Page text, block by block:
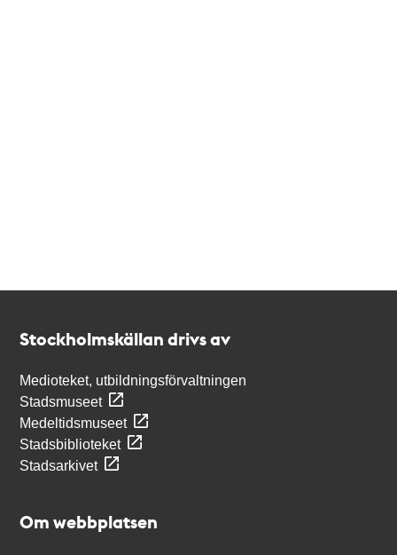
Stockholmskällan drivs av
Medioteket, utbildningsförvaltningen
Stadsmuseet
Medeltidsmuseet
Stadsbiblioteket
Stadsarkivet
Om webbplatsen